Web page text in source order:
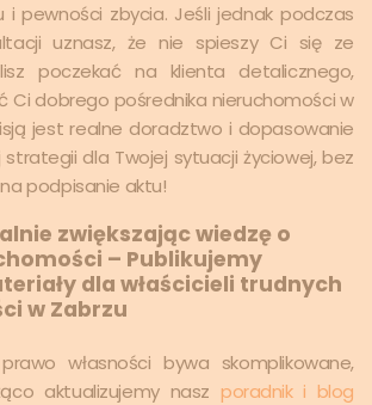
i pewności zbycia. Jeśli jednak podczas
uznasz, że nie spieszy Ci się ze
poczekać na klienta detalicznego,
Ci dobrego pośrednika nieruchomości w
jest realne doradztwo i dopasowanie
strategii dla Twojej sytuacji życiowej, bez
podpisanie aktu!
zwiększając wiedzę o
– Publikujemy
dla właścicieli trudnych
w Zabrzu
własności bywa skomplikowane,
aktualizujemy nasz poradnik i blog